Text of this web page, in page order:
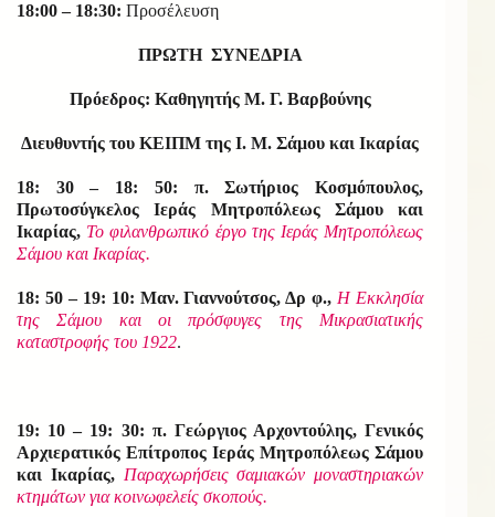
18:00 – 18:30: Προσέλευση
ΠΡΩΤΗ ΣΥΝΕΔΡΙΑ
Πρόεδρος: Καθηγητής Μ. Γ. Βαρβούνης
Διευθυντής του ΚΕΙΠΜ της Ι. Μ. Σάμου και Ικαρίας
18: 30 – 18: 50: π. Σωτήριος Κοσμόπουλος,
Πρωτοσύγκελος Ιεράς Μητροπόλεως Σάμου και
Ικαρίας, Το φιλανθρωπικό έργο της Ιεράς Μητροπόλεως
Σάμου και Ικαρίας.
18: 50 – 19: 10: Μαν. Γιαννούτσος, Δρ φ., Η Εκκλησία
της Σάμου και οι πρόσφυγες της Μικρασιατικής
καταστροφής του 1922.
19: 10 – 19: 30: π. Γεώργιος Αρχοντούλης, Γενικός
Αρχιερατικός Επίτροπος Ιεράς Μητροπόλεως Σάμου
και Ικαρίας,Παραχωρήσεις σαμιακών μοναστηριακών
κτημάτων για κοινωφελείς σκοπούς.